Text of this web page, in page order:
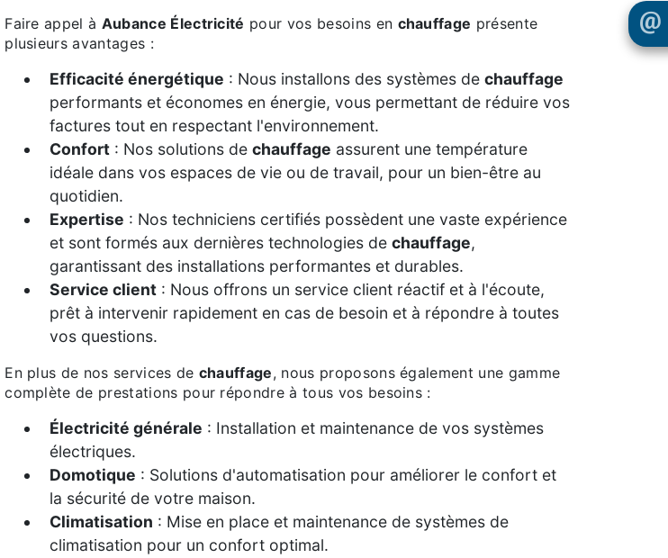
Faire appel à Aubance Électricité pour vos besoins en chauffage présente
plusieurs avantages :
Efficacité énergétique : Nous installons des systèmes dechauffage
performants et économes en énergie, vous permettant de réduire vos
factures tout en respectant l'environnement.
Confort : Nos solutions dechauffage assurent une température
idéale dans vos espaces de vie ou de travail, pour un bien-être au
quotidien.
Expertise : Nos techniciens certifiés possèdent une vaste expérience
et sont formés aux dernières technologies dechauffage,
garantissant des installations performantes et durables.
Service client : Nous offrons un service client réactif et à l'écoute,
prêt à intervenir rapidement en cas de besoin et à répondre à toutes
vos questions.
En plus de nos services de chauffage, nous proposons également une gamme
complète de prestations pour répondre à tous vos besoins :
Électricité générale : Installation et maintenance de vos systèmes
électriques.
Domotique : Solutions d'automatisation pour améliorer le confort et
la sécurité de votre maison.
Climatisation : Mise en place et maintenance de systèmes de
climatisation pour un confort optimal.